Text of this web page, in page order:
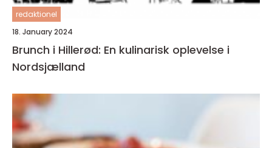
redaktionel
18. January 2024
Brunch i Hillerød: En kulinarisk oplevelse i
Nordsjælland